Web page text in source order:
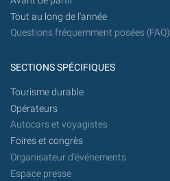
Tout au long de l'année
Questions fréquemment posées (FAQ)
SECTIONS SPÉCIFIQUES
Tourisme durable
Opérateurs
Autocars et voyagistes
Foires et congrès
Organisateur d'événements
Espace presse